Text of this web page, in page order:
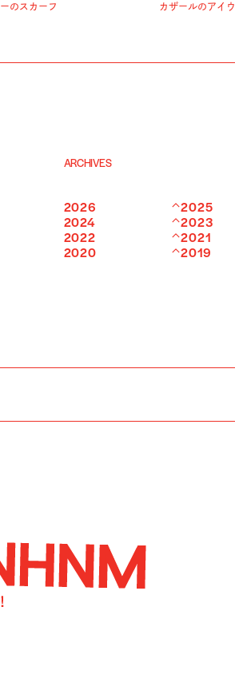
のスカーフ カザールのアイ
ARCHIVES
2026
2025
2024
2023
2022
2021
2020
2019